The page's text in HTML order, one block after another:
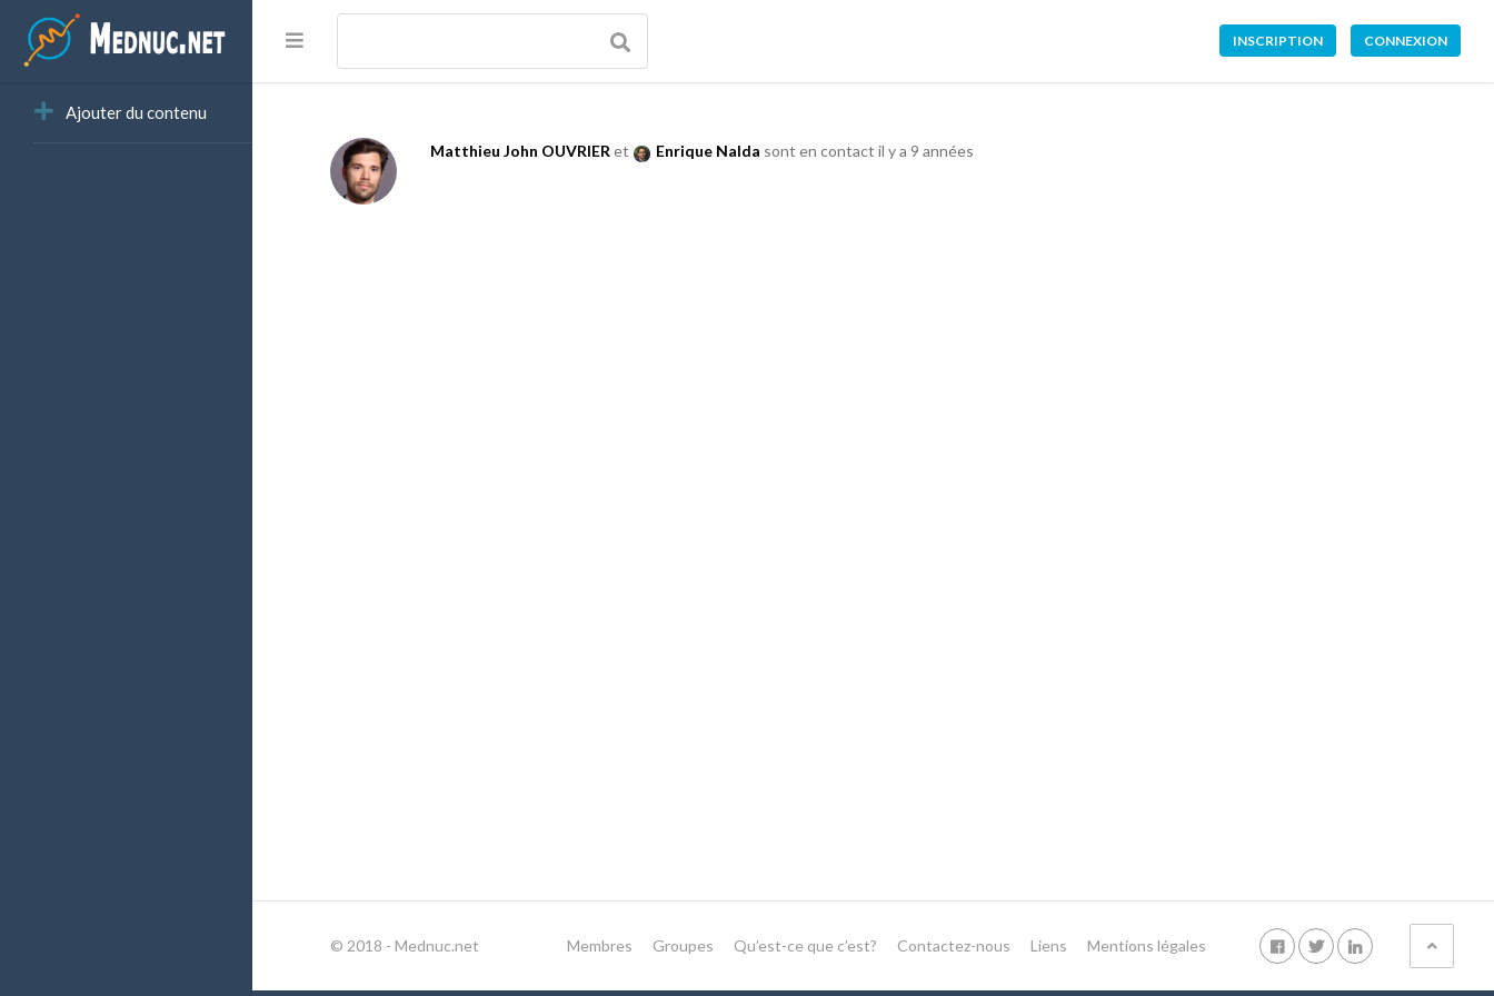
INSCRIPTION CONNEXION
Ajouter du contenu
Matthieu John OUVRIER et Enrique Nalda sont en contact il y a 9 années
© 2018 - Mednuc.net Membres Groupes Qu’est-ce que c’est? Contactez-nous Liens Mentions légales